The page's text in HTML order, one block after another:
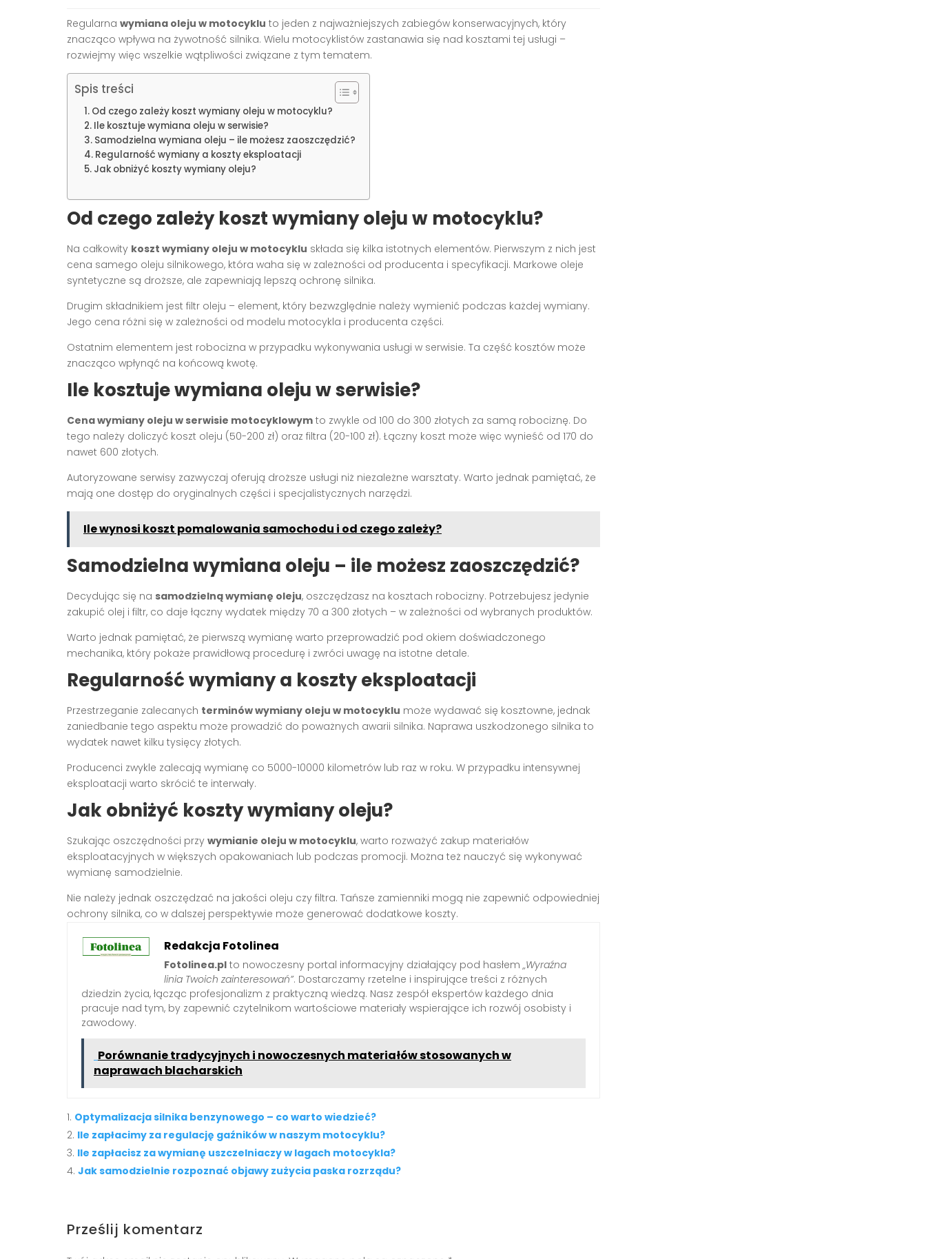
Regularna wymiana oleju w motocyklu to jeden z najważniejszych zabiegów konserwacyjnych, który
znacząco wpływa na żywotność silnika. Wielu motocyklistów zastanawia się nad kosztami tej usługi –
rozwiejmy więc wszelkie wątpliwości związane z tym tematem.
Spis treści
Od czego zależy koszt wymiany oleju w motocyklu?
Ile kosztuje wymiana oleju w serwisie?
Samodzielna wymiana oleju – ile możesz zaoszczędzić?
Regularność wymiany a koszty eksploatacji
Jak obniżyć koszty wymiany oleju?
Od czego zależy koszt wymiany oleju w motocyklu?
Na całkowity koszt wymiany oleju w motocyklu składa się kilka istotnych elementów. Pierwszym z nich jest
cena samego oleju silnikowego, która waha się w zależności od producenta i specyfikacji. Markowe oleje
syntetyczne są droższe, ale zapewniają lepszą ochronę silnika.
Drugim składnikiem jest filtr oleju – element, który bezwzględnie należy wymienić podczas każdej wymiany.
Jego cena różni się w zależności od modelu motocykla i producenta części.
Ostatnim elementem jest robocizna w przypadku wykonywania usługi w serwisie. Ta część kosztów może
znacząco wpłynąć na końcową kwotę.
Ile kosztuje wymiana oleju w serwisie?
Cena wymiany oleju w serwisie motocyklowym to zwykle od 100 do 300 złotych za samą robociznę. Do
tego należy doliczyć koszt oleju (50-200 zł) oraz filtra (20-100 zł). Łączny koszt może więc wynieść od 170 do
nawet 600 złotych.
Autoryzowane serwisy zazwyczaj oferują droższe usługi niż niezależne warsztaty. Warto jednak pamiętać, że
mają one dostęp do oryginalnych części i specjalistycznych narzędzi.
Ile wynosi koszt pomalowania samochodu i od czego zależy?
Samodzielna wymiana oleju – ile możesz zaoszczędzić?
Decydując się na samodzielną wymianę oleju, oszczędzasz na kosztach robocizny. Potrzebujesz jedynie
zakupić olej i filtr, co daje łączny wydatek między 70 a 300 złotych – w zależności od wybranych produktów.
Warto jednak pamiętać, że pierwszą wymianę warto przeprowadzić pod okiem doświadczonego
mechanika, który pokaże prawidłową procedurę i zwróci uwagę na istotne detale.
Regularność wymiany a koszty eksploatacji
Przestrzeganie zalecanych terminów wymiany oleju w motocyklu może wydawać się kosztowne, jednak
zaniedbanie tego aspektu może prowadzić do poważnych awarii silnika. Naprawa uszkodzonego silnika to
wydatek nawet kilku tysięcy złotych.
Producenci zwykle zalecają wymianę co 5000-10000 kilometrów lub raz w roku. W przypadku intensywnej
eksploatacji warto skrócić te interwały.
Jak obniżyć koszty wymiany oleju?
Szukając oszczędności przy wymianie oleju w motocyklu, warto rozważyć zakup materiałów
eksploatacyjnych w większych opakowaniach lub podczas promocji. Można też nauczyć się wykonywać
wymianę samodzielnie.
Nie należy jednak oszczędzać na jakości oleju czy filtra. Tańsze zamienniki mogą nie zapewnić odpowiedniej
ochrony silnika, co w dalszej perspektywie może generować dodatkowe koszty.
Redakcja Fotolinea
Fotolinea.pl to nowoczesny portal informacyjny działający pod hasłem „Wyraźna
linia Twoich zainteresowań”. Dostarczamy rzetelne i inspirujące treści z różnych
dziedzin życia, łącząc profesjonalizm z praktyczną wiedzą. Nasz zespół ekspertów każdego dnia
pracuje nad tym, by zapewnić czytelnikom wartościowe materiały wspierające ich rozwój osobisty i
zawodowy.
Porównanie tradycyjnych i nowoczesnych materiałów stosowanych w
naprawach blacharskich
Optymalizacja silnika benzynowego – co warto wiedzieć?
Ile zapłacimy za regulację gaźników w naszym motocyklu?
Ile zapłacisz za wymianę uszczelniaczy w lagach motocykla?
Jak samodzielnie rozpoznać objawy zużycia paska rozrządu?
Prześlij komentarz